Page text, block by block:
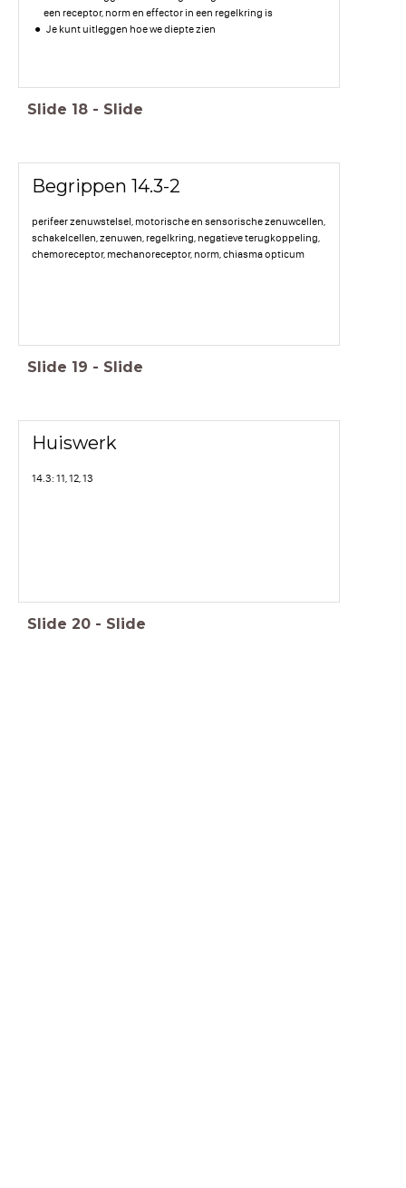
een receptor, norm en effector in een regelkring is
Je kunt uitleggen hoe we diepte zien
Slide 18 - Slide
Begrippen 14.3-2
perifeer zenuwstelsel, motorische en sensorische zenuwcellen,
schakelcellen, zenuwen, regelkring, negatieve terugkoppeling,
chemoreceptor, mechanoreceptor, norm, chiasma opticum
Slide 19 - Slide
Huiswerk
14.3: 11, 12, 13
Slide 20 - Slide